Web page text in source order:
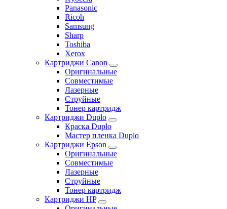
Panasonic
Ricoh
Samsung
Sharp
Toshiba
Xerox
Картриджи Canon
Оригинальные
Совместимые
Лазерные
Струйные
Тонер картридж
Картриджи Duplo
Краска Duplo
Мастер пленка Duplo
Картриджи Epson
Оригинальные
Совместимые
Лазерные
Струйные
Тонер картридж
Картриджи HP